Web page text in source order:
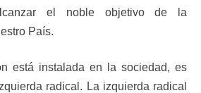
el noble objetivo de la
País.
está instalada en la sociedad, es
radical. La izquierda radical